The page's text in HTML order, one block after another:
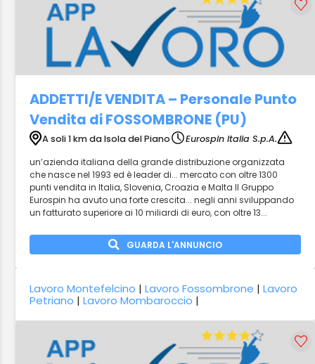
ADDETTI/E VENDITA – Personale Punto
Vendita di FOSSOMBRONE (PU)
A soli 1 km da Isola del Piano
Eurospin Italia S.p.A.
un’azienda italiana della grande distribuzione organizzata
che nasce nel 1993 ed è leader di... mercato con oltre 1300
punti vendita in Italia, Slovenia, Croazia e Malta Il Gruppo
Eurospin ha avuto una forte crescita... negli anni sviluppando
un fatturato superiore ai 10 miliardi di euro, con oltre 13...
GUARDA L'ANNUNCIO
Lavoro Montefelcino |Lavoro Fossombrone |Lavoro
Petriano |Lavoro Mombaroccio |